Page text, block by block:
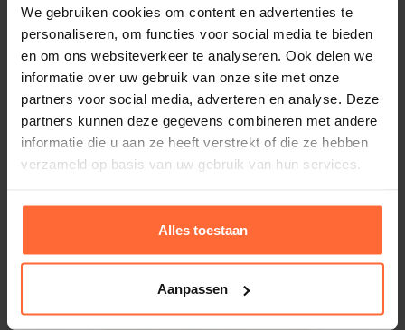
We gebruiken cookies om content en advertenties te
personaliseren, om functies voor social media te bieden
en om ons websiteverkeer te analyseren. Ook delen we
informatie over uw gebruik van onze site met onze
partners voor social media, adverteren en analyse. Deze
partners kunnen deze gegevens combineren met andere
informatie die u aan ze heeft verstrekt of die ze hebben
verzameld op basis van uw gebruik van hun services.
Alles toestaan
Aanpassen
SKU
SW-0122119-ANT
Gewicht
1 kg
Merk
Hayward
Gerelateerde producten